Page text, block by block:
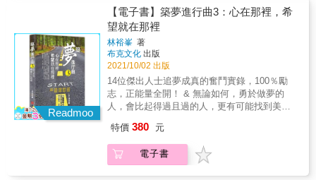
生第一主角。 ●人生境界以及築夢主人翁 本次的
築夢5，我們找來九位在不同領域有各自築夢心
得的朋友，他們有的是二三十歲的年輕人，也
有奮鬥闖蕩來到中壯年的典範。 他們人生都有
各自的精彩，包含所謂傳統「功成名就」的典
型，也包含在不同產業突破提升自己的範例。
依照每位的故事分享聚焦，本書分成三大篇
章，每個篇章介紹三位達人。 提起這三個篇
提出的人生三大境界，也正對應著本書的三大
樹。獨上高樓，望盡天涯路。』 這裡我們特別
針對正在築夢路上徬徨的人，選了三位不同的
非常勵志的，從困頓環境中，突破困難挑戰，
最終成就事業的精采案例，但我們也引介其他
的築夢故事，畢竟，我們的讀者可能處在不同
的成長環境背景，有人可能還是大學生，尚未
入社會；有人可能比較有至於心靈方面的成
長，並沒有想要創業當老闆的企圖；各式各樣
的可能，而我們不希望大家一翻開書就以為
「啊！又是那種傳統的勵志成長撰述」。這就
有違我創立本系列書系的本意。 築夢踏實，築
夢是很美的人生歷程。不論你是老師、是上班
族、是清潔人員、是農夫…….大家都有權利擁
有自己的夢想，你的人生不需要一定被套用在
那些偉人或首富的模式，你不必要跟他一樣，
了第四本了。 從2017年啟動這一系列到現在，
也正是我本人不斷精進思考人生的歷程。很感
恩這一路以來，我一邊透過講課與眾人互動，
一邊也跟各行各業的好友們做交流分享。我真
正學到很多，也真正感受到身邊充滿了故事，
有那麼多絕境逢生自立自強的案例、那麼多化
不可能為可能的奇蹟、那麼多令人聽了熱淚盈
眶的感動。我發現，身邊的人可以成就好幾百
打拼，不斷願意自我突破、追求卓越的人，所
以人類的生活才會更加美好。 在本次築夢4專
書裡，我們收錄了十位也是不同類型的經典。
如同往例，我們書中編輯的故事，不會著重在
來自不同產業，不同背景的朋友，分享不同的
築夢故事和築夢心得。 張哲豪│柳欽貿│陳乃菱
│宥靜 劉弘文│黃于邵│阮智偉│姚璠 張若庭│李
冬梅 這些人中，有剛入社會不久的年輕人，也
有已在某個產業揚名立萬的資深前輩。 他們的
夢想不一定只是關於拓展事業或創造財富，也
包含如何與家人相處，還有更重要的與「自
己」相處。 世界華人八大講師／超越巔峰商學
院首席教練／暢銷書作家 林裕峯主編 ── | 導
讀 | ── 系列來到第四集，見證更多優秀人才
過身邊親人以及朋友的不同遭遇，見證生命的
無常。地球依然在運轉，世界依然充滿著希
望。 而我們的築夢進行曲系列書籍，也進展到
Readmoo
【電子書】築夢進行曲3：心在那裡，希
望就在那裡
林裕峯 著
布克文化 出版
2021/10/02 出版
14位傑出人士追夢成真的奮鬥實錄，100％勵
志，正能量全開！ & 無論如何，勇於做夢的
人，會比起得過且過的人，更有可能找到美好
的朋友，分享不同的築夢故事和築夢心得。有
剛入社會不久的年輕人，也有已在業界揚名立
萬的資深人士。他們的夢想不一定只是關於拓
特價 380 元
電子書